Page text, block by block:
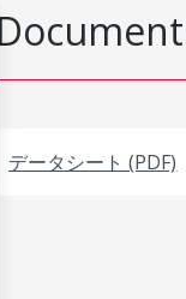
データシート (PDF)